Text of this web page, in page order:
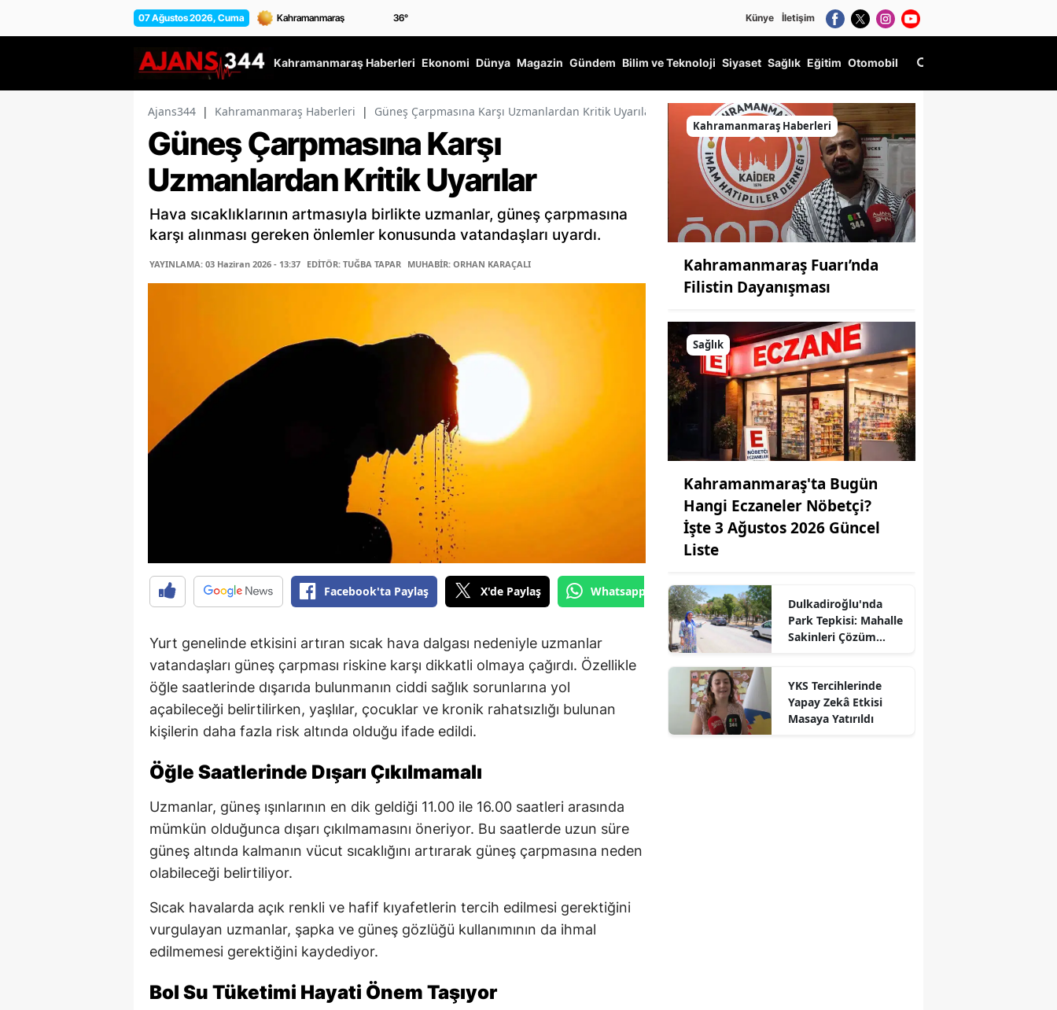
07 Ağustos 2026, Cuma 36° Künye İletişim
Kahramanmaraş Haberleri Ekonomi Dünya Magazin Gündem Bilim ve Teknoloji Siyaset Sağlık Eğitim Otomobil
Ajans344 | Kahramanmaraş Haberleri | Güneş Çarpmasına Karşı Uzmanlardan Kritik Uyarılar
Güneş Çarpmasına Karşı
Uzmanlardan Kritik Uyarılar
Hava sıcaklıklarının artmasıyla birlikte uzmanlar, güneş çarpmasına
karşı alınması gereken önlemler konusunda vatandaşları uyardı.
YAYINLAMA: 03 Haziran 2026 - 13:37 EDİTÖR: TUĞBA TAPAR MUHABİR: ORHAN KARAÇALI
Facebook'ta Paylaş X'de Paylaş Whatsapp'tan Gönder
Yurt genelinde etkisini artıran sıcak hava dalgası nedeniyle uzmanlar
vatandaşları güneş çarpması riskine karşı dikkatli olmaya çağırdı. Özellikle
öğle saatlerinde dışarıda bulunmanın ciddi sağlık sorunlarına yol
açabileceği belirtilirken, yaşlılar, çocuklar ve kronik rahatsızlığı bulunan
kişilerin daha fazla risk altında olduğu ifade edildi.
Öğle Saatlerinde Dışarı Çıkılmamalı
Uzmanlar, güneş ışınlarının en dik geldiği 11.00 ile 16.00 saatleri arasında
mümkün olduğunca dışarı çıkılmamasını öneriyor. Bu saatlerde uzun süre
güneş altında kalmanın vücut sıcaklığını artırarak güneş çarpmasına neden
olabileceği belirtiliyor.
Sıcak havalarda açık renkli ve hafif kıyafetlerin tercih edilmesi gerektiğini
vurgulayan uzmanlar, şapka ve güneş gözlüğü kullanımının da ihmal
edilmemesi gerektiğini kaydediyor.
Bol Su Tüketimi Hayati Önem Taşıyor
Kahramanmaraş Haberleri
Kahramanmaraş Fuarı’nda
Filistin Dayanışması
Sağlık
Kahramanmaraş'ta Bugün
Hangi Eczaneler Nöbetçi?
İşte 3 Ağustos 2026 Güncel
Liste
Dulkadiroğlu'nda
Park Tepkisi: Mahalle
Sakinleri Çözüm
YKS Tercihlerinde
Yapay Zekâ Etkisi
Masaya Yatırıldı